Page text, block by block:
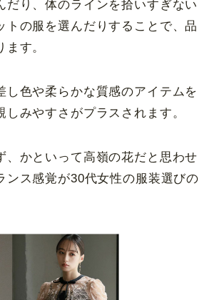
だり、体のラインを拾いすぎない
トの服を選んだりすることで、品
す。
し色や柔らかな質感のアイテムを
しみやすさがプラスされます。
、かといって高嶺の花だと思わせ
ンス感覚が30代女性の服装選びの